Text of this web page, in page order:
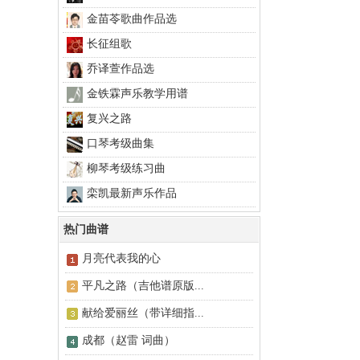
金苗苓歌曲作品选
长征组歌
乔译萱作品选
金铁霖声乐教学用谱
复兴之路
口琴考级曲集
柳琴考级练习曲
栾凯最新声乐作品
热门曲谱
月亮代表我的心
平凡之路（吉他谱原版...
献给爱丽丝（带详细指...
成都（赵雷 词曲）